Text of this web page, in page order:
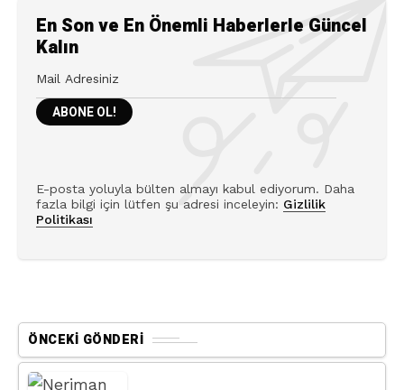
En Son ve En Önemli Haberlerle Güncel
Kalın
E-posta yoluyla bülten almayı kabul ediyorum. Daha
fazla bilgi için lütfen şu adresi inceleyin: Gizlilik
Politikası
ÖNCEKI GÖNDERI